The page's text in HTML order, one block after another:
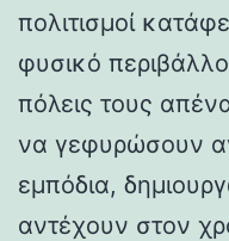
πολιτισμοί
φυσικό
πόλεις τους
να γεφυρώσουν
εμπόδια,
αντέχουν στον